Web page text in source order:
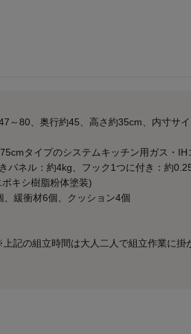
～80、奥行約45、高さ約35cm、内寸サ
タイプのシステムキッチン用ガス・IH
パネル：約4kg、フック1つに付き：約
キシ樹脂粉体塗装)
、緩衝材6個、クッション4個
記の組立時間は大人二人で組立作業に掛